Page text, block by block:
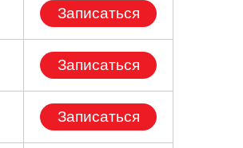
Записаться
Записаться
Записаться